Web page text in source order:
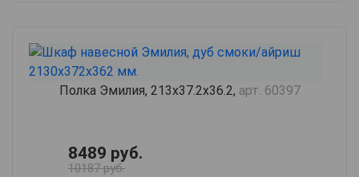
Полка Эмилия, 213х37.2х36.2, арт. 60397
8489 руб.
10187 руб.